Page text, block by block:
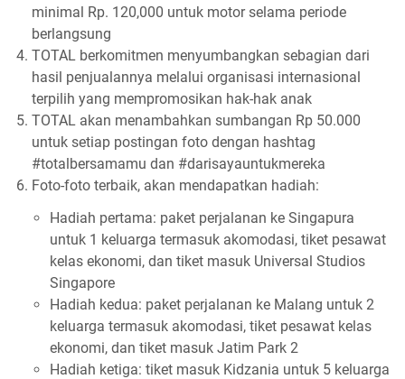
minimal Rp. 120,000 untuk motor selama periode
berlangsung
TOTAL berkomitmen menyumbangkan sebagian dari
hasil penjualannya melalui organisasi internasional
terpilih yang mempromosikan hak-hak anak
TOTAL akan menambahkan sumbangan Rp 50.000
untuk setiap postingan foto dengan hashtag
#totalbersamamu dan #darisayauntukmereka
Foto-foto terbaik, akan mendapatkan hadiah:
Hadiah pertama: paket perjalanan ke Singapura
untuk 1 keluarga termasuk akomodasi, tiket pesawat
kelas ekonomi, dan tiket masuk Universal Studios
Singapore
Hadiah kedua: paket perjalanan ke Malang untuk 2
keluarga termasuk akomodasi, tiket pesawat kelas
ekonomi, dan tiket masuk Jatim Park 2
Hadiah ketiga: tiket masuk Kidzania untuk 5 keluarga